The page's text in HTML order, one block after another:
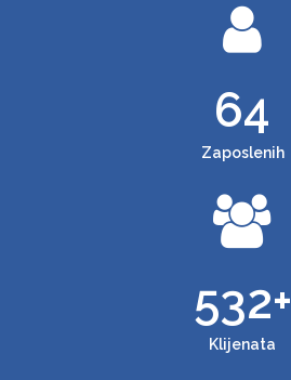
64
Zaposlenih
532+
Klijenata